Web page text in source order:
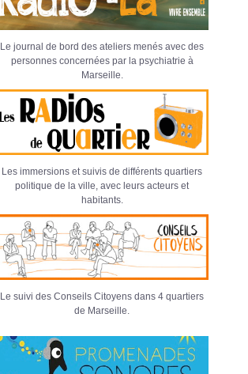
Le journal de bord des ateliers menés avec des
personnes concernées par la psychiatrie à
Marseille.
Les immersions et suivis de différents quartiers
politique de la ville, avec leurs acteurs et
habitants.
Le suivi des Conseils Citoyens dans 4 quartiers
de Marseille.